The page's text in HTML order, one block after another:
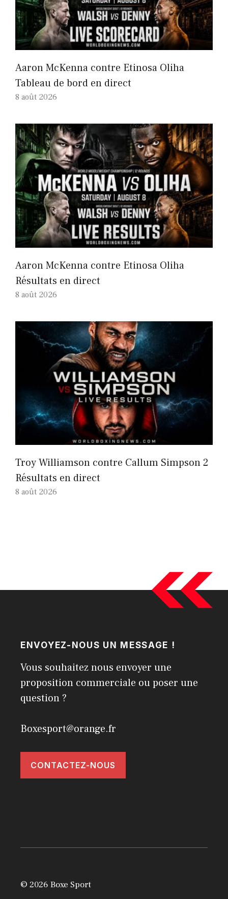
Aaron McKenna contre Etinosa Oliha
Tableau de bord en direct
8 août 2026
Aaron McKenna contre Etinosa Oliha
Résultats en direct
8 août 2026
Troy Williamson contre Callum Simpson 2
Résultats en direct
8 août 2026
ENVOYEZ-NOUS UN MESSAGE !
Vous souhaitez nous envoyer une
proposition commerciale ou poser une
question ?
Boxesport@orange.fr
CONTACTEZ-NOUS
© 2026 Boxe Sport